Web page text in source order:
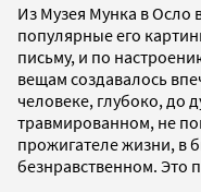
Из Музея Мунка в Осло
популярные его
письму, и по
вещам создавалось
человеке, глубоко, до
травмированном, не
прожигателе жизни, в
безнравственном. Это